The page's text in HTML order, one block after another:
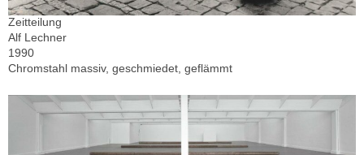
Zeitteilung
Alf Lechner
1990
Chromstahl massiv, geschmiedet, geflämmt